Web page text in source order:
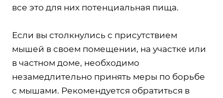
все это для них потенциальная пища.
Если вы столкнулись с присутствием
мышей в своем помещении, на участке или
в частном доме, необходимо
незамедлительно принять меры по борьбе
с мышами. Рекомендуется обратиться в